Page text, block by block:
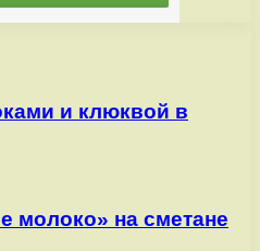
и клюквой в
молоко» на сметане